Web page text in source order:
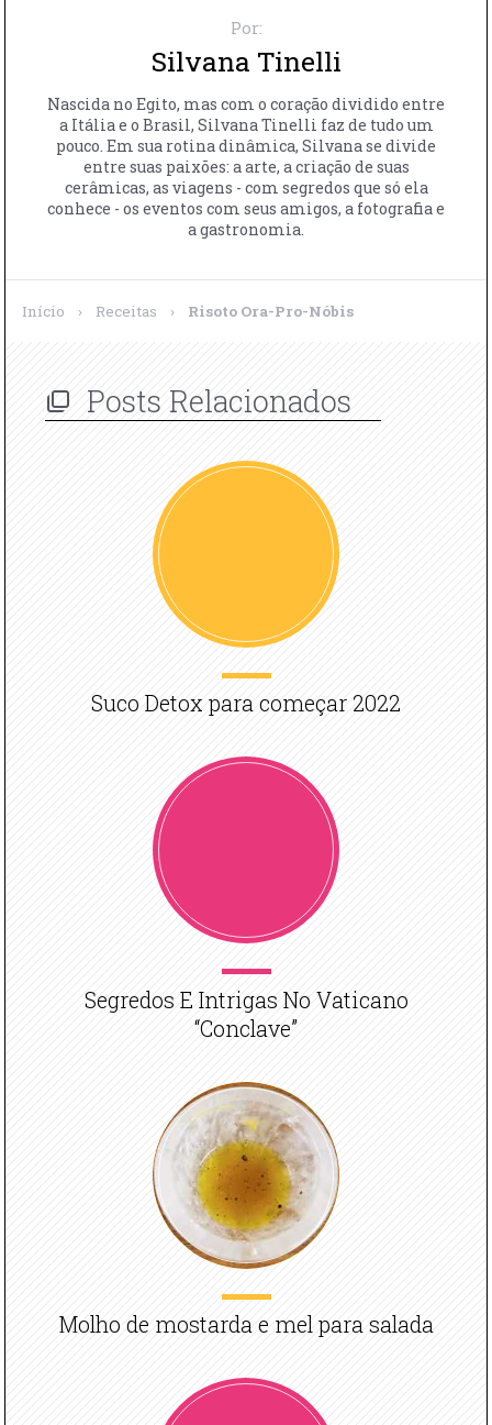
Por:
Silvana Tinelli
Nascida no Egito, mas com o coração dividido entre
a Itália e o Brasil, Silvana Tinelli faz de tudo um
pouco. Em sua rotina dinâmica, Silvana se divide
entre suas paixões: a arte, a criação de suas
cerâmicas, as viagens - com segredos que só ela
conhece - os eventos com seus amigos, a fotografia e
a gastronomia.
Início › Receitas › Risoto Ora-Pro-Nóbis
Posts Relacionados
Suco Detox para começar 2022
Segredos E Intrigas No Vaticano
“Conclave”
Molho de mostarda e mel para salada